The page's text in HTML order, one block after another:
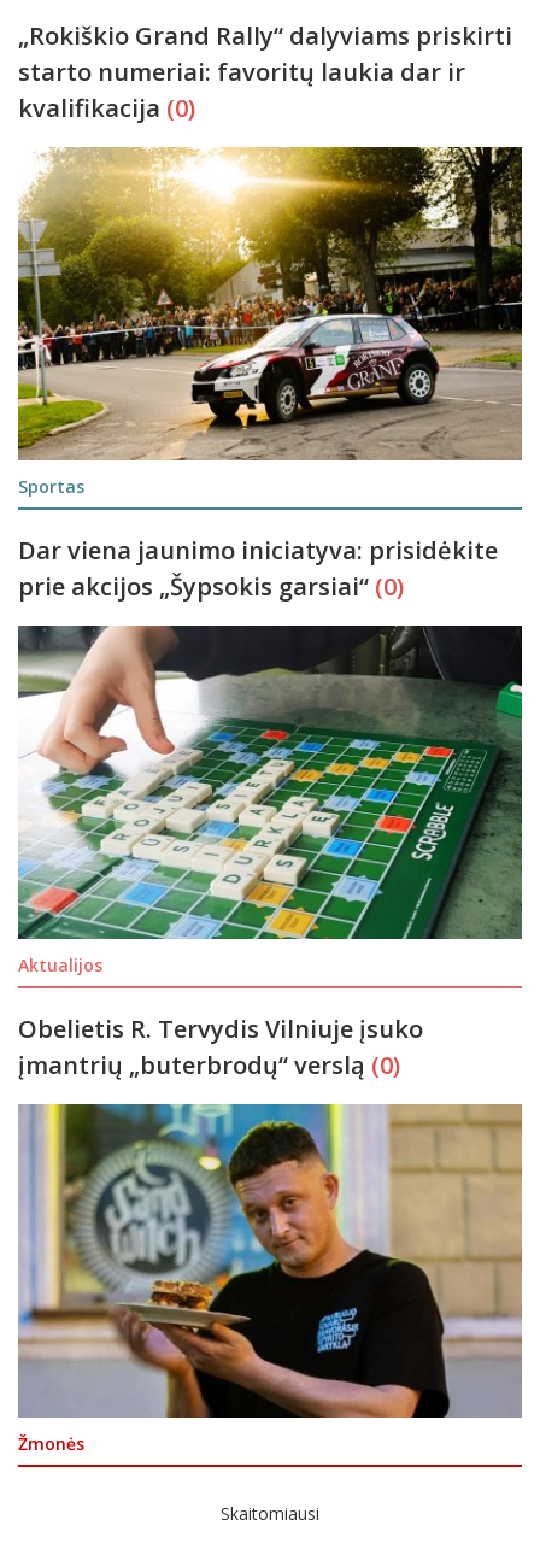
„Rokiškio Grand Rally“ dalyviams priskirti
starto numeriai: favoritų laukia dar ir
kvalifikacija (0)
Sportas
Dar viena jaunimo iniciatyva: prisidėkite
prie akcijos „Šypsokis garsiai“ (0)
Aktualijos
Obelietis R. Tervydis Vilniuje įsuko
įmantrių „buterbrodų“ verslą (0)
Žmonės
Skaitomiausi